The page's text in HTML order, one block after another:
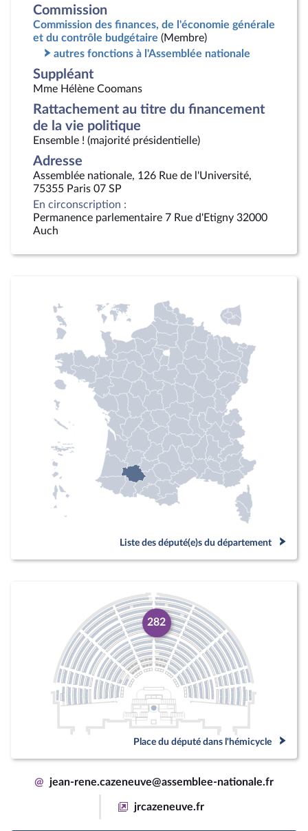
Commission
Commission des finances, de l'économie générale
et du contrôle budgétaire (Membre)
autres fonctions à l'Assemblée nationale
Suppléant
Mme Hélène Coomans
Rattachement au titre du financement
de la vie politique
Ensemble ! (majorité présidentielle)
Adresse
Assemblée nationale, 126 Rue de l'Université,
75355 Paris 07 SP
En circonscription :
Permanence parlementaire 7 Rue d'Etigny 32000
Auch
Liste des député(e)s du département
282
Place du député dans l'hémicycle
@ jean-rene.cazeneuve@assemblee-nationale.fr
jrcazeneuve.fr